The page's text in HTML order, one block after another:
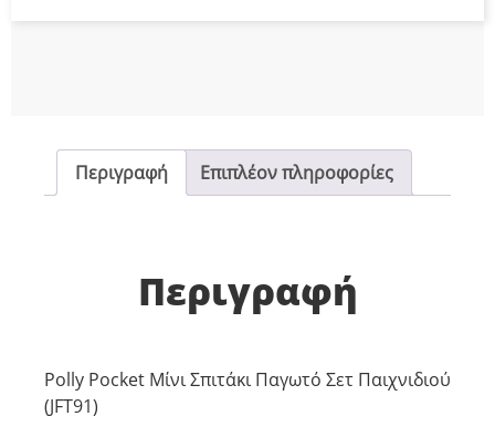
ποσότητα
Περιγραφή Επιπλέον πληροφορίες
Περιγραφή
Polly Pocket Μίνι Σπιτάκι Παγωτό Σετ Παιχνιδιού
(JFT91)